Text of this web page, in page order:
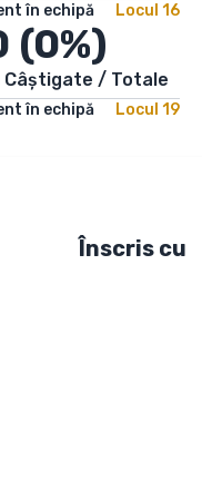
în echipă Locul 16
(0%)
Câștigate / Totale
în echipă Locul 19
Înscris cu